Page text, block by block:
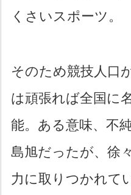
くさいスポーツ。
そのため競技人口
は頑張れば全国に
能。ある意味、不
島旭だったが、徐
力に取りつかれて